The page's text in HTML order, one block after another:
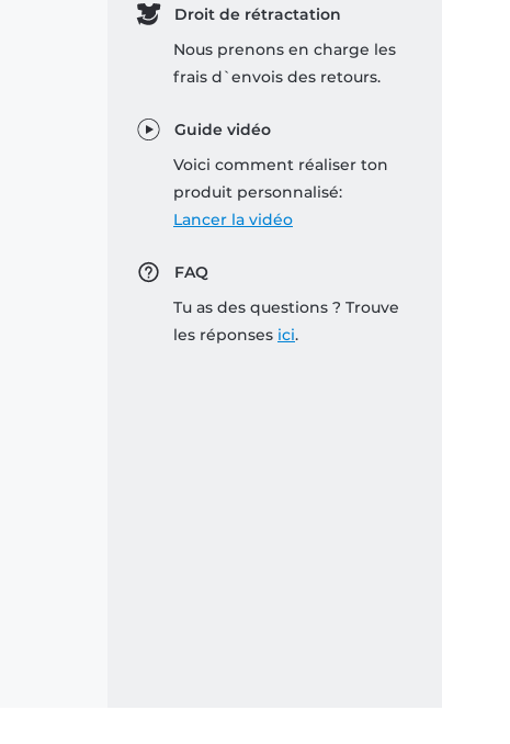
Droit de rétractation
Nous prenons en charge les
frais d`envois des retours.
Guide vidéo
Voici comment réaliser ton
produit personnalisé:
Lancer la vidéo
FAQ
Tu as des questions ? Trouve
les réponses ici.